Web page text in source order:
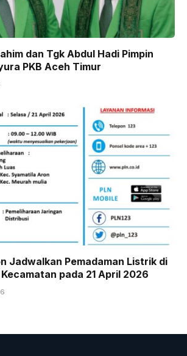
dan Tgk Abdul Hadi Pimpin
PKB Aceh Timur
Jadwalkan Pemadaman Listrik di
pada 21 April 2026